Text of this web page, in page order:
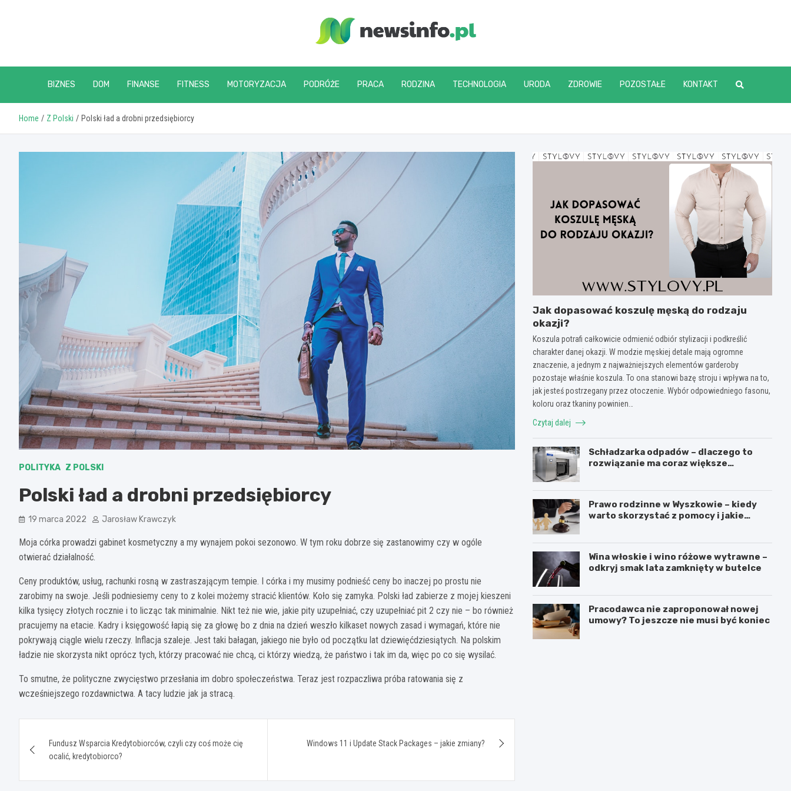
newsinfo.pl
BIZNES DOM FINANSE FITNESS MOTORYZACJA PODRÓŻE PRACA RODZINA TECHNOLOGIA URODA ZDROWIE POZOSTAŁE KONTAKT
Home Z Polski Polski ład a drobni przedsiębiorcy
POLITYKA Z POLSKI
Polski ład a drobni przedsiębiorcy
19 marca 2022 Jarosław Krawczyk
Moja córka prowadzi gabinet kosmetyczny a my wynajem pokoi sezonowo. W tym roku dobrze się zastanowimy czy w ogóle
otwierać działalność.
Ceny produktów, usług, rachunki rosną w zastraszającym tempie. I córka i my musimy podnieść ceny bo inaczej po prostu nie
zarobimy na swoje. Jeśli podniesiemy ceny to z kolei możemy stracić klientów. Koło się zamyka. Polski ład zabierze z mojej kieszeni
kilka tysięcy złotych rocznie i to licząc tak minimalnie. Nikt też nie wie, jakie pity uzupełniać, czy uzupełniać pit 2 czy nie – bo również
pracujemy na etacie. Kadry i księgowość łapią się za głowę bo z dnia na dzień weszło kilkaset nowych zasad i wymagań, które nie
pokrywają ciągle wielu rzeczy. Inflacja szaleje. Jest taki bałagan, jakiego nie było od początku lat dziewięćdziesiątych. Na polskim
ładzie nie skorzysta nikt oprócz tych, którzy pracować nie chcą, ci którzy wiedzą, że państwo i tak im da, więc po co się wysilać.
To smutne, że polityczne zwycięstwo przesłania im dobro społeczeństwa. Teraz jest rozpaczliwa próba ratowania się z
wcześniejszego rozdawnictwa. A tacy ludzie jak ja stracą.
wpisuFundusz Wsparcia Kredytobiorców, czyli czy coś może cię
ocalić, kredytobiorco?
Windows 11 i Update Stack Packages – jakie zmiany?
Jak dopasować koszulę męską do rodzaju
okazji?
Koszula potrafi całkowicie odmienić odbiór stylizacji i podkreślić
charakter danej okazji. W modzie męskiej detale mają ogromne
znaczenie, a jednym z najważniejszych elementów garderoby
pozostaje właśnie koszula. To ona stanowi bazę stroju i wpływa na to,
jak jesteś postrzegany przez otoczenie. Wybór odpowiedniego fasonu,
koloru oraz tkaniny powinien…
Czytaj dalej
Schładzarka odpadów – dlaczego to
rozwiązanie ma coraz większe
Prawo rodzinne w Wyszkowie – kiedy
warto skorzystać z pomocy i jakie
Wina włoskie i wino różowe wytrawne –
odkryj smak lata zamknięty w butelce
Pracodawca nie zaproponował nowej
umowy? To jeszcze nie musi być koniec